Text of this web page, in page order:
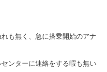
も無く、急に搭乗開始のアナ
ンターに連絡をする暇も無い